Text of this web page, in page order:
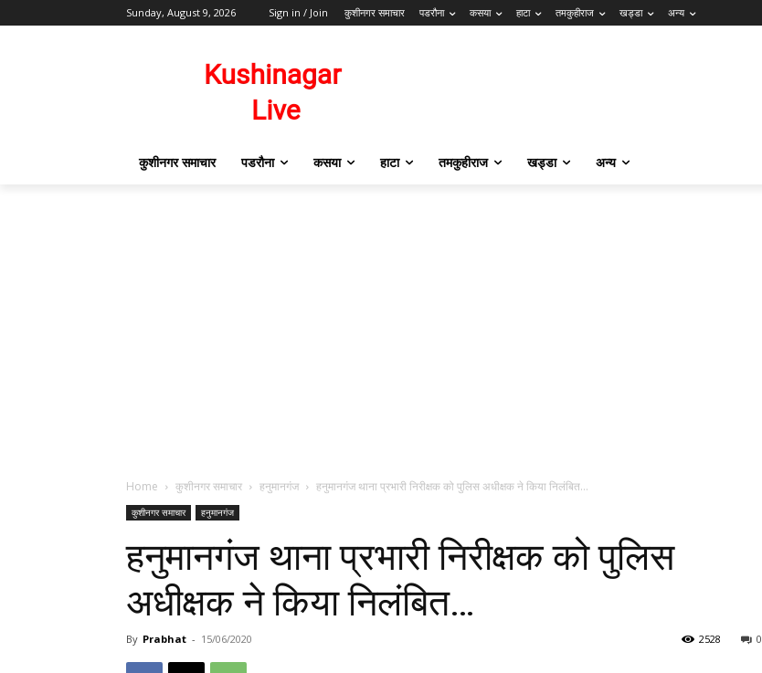
Sunday, August 9, 2026 Sign in / Join कुशीनगर समाचार पडरौना कसया हाटा तमकुहीराज खड्डा अन्य
कुशीनगर समाचार पडरौना कसया हाटा तमकुहीराज खड्डा अन्य
Home कुशीनगर समाचार हनुमानगंज हनुमानगंज थाना प्रभारी निरीक्षक को पुलिस अधीक्षक ने किया निलंबित…
कुशीनगर समाचार हनुमानगंज
हनुमानगंज थाना प्रभारी निरीक्षक को पुलिस
अधीक्षक ने किया निलंबित…
By Prabhat - 15/06/2020 0
2528